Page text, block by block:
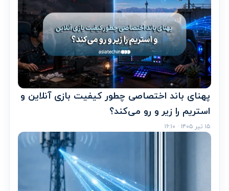
پهنای باند اختصاصی چطور کیفیت بازی آنلاین و
استریم را زیر و رو می‌کند؟
۱۵ تیر ۱۴۰۵ · ۱۶:۱۰